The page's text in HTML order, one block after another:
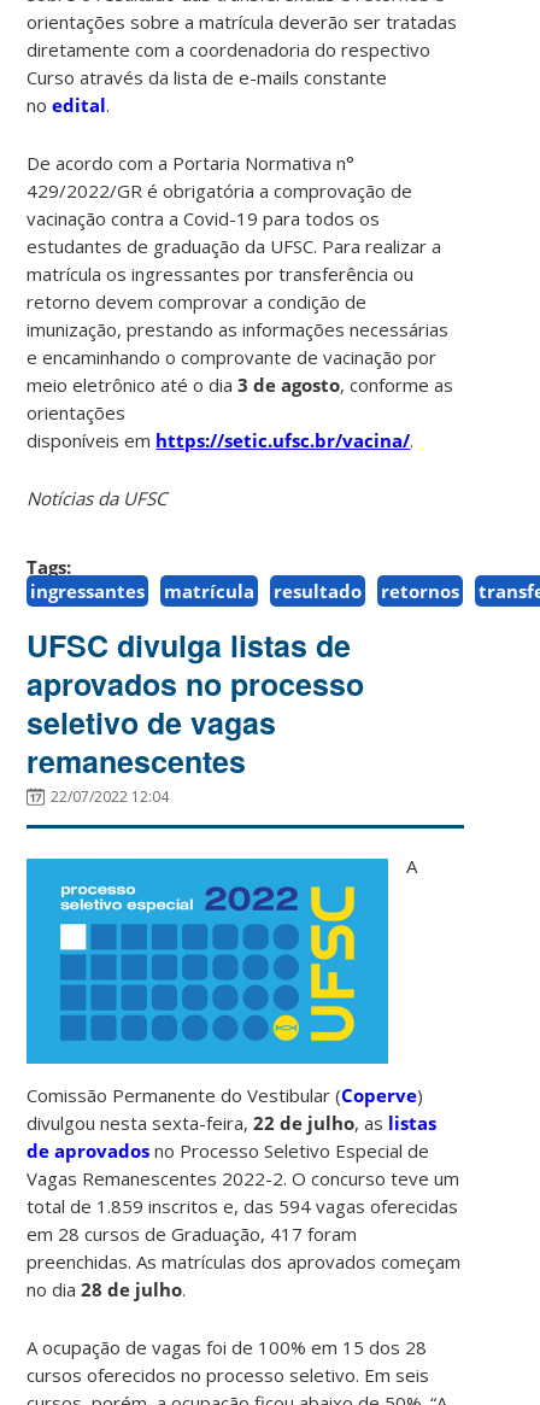
orientações sobre a matrícula deverão ser tratadas
diretamente com a coordenadoria do respectivo
Curso através da lista de e-mails constante
noedital.
De acordo com a Portaria Normativa n°
429/2022/GR é obrigatória a comprovação de
vacinação contra a Covid-19 para todos os
estudantes de graduação da UFSC. Para realizar a
matrícula os ingressantes por transferência ou
retorno devem comprovar a condição de
imunização, prestando as informações necessárias
e encaminhando o comprovante de vacinação por
meio eletrônico até o dia3 de agosto, conforme as
orientações
disponíveis em https://setic.ufsc.br/vacina/.
Notícias da UFSC
Tags:
ingressantes
matrícula resultado retornos
UFSC divulga listas de
aprovados no processo
seletivo de vagas
remanescentes
22/07/2022 12:04
A
Comissão Permanente do Vestibular (Coperve)
divulgou nesta sexta-feira,22 de julho, as listas
de aprovados no Processo Seletivo Especial de
Vagas Remanescentes 2022-2. O concurso teve um
total de 1.859 inscritos e, das 594 vagas oferecidas
em 28 cursos de Graduação, 417 foram
preenchidas. As matrículas dos aprovados começam
no dia28 de julho.
A ocupação de vagas foi de 100% em 15 dos 28
cursos oferecidos no processo seletivo. Em seis